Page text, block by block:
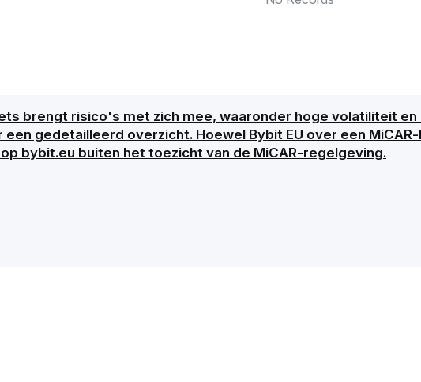
brengt risico's met zich mee, waaronder hoge volatiliteit en
een gedetailleerd overzicht. Hoewel Bybit EU over een
bybit.eu buiten het toezicht van de MiCAR-regelgeving.